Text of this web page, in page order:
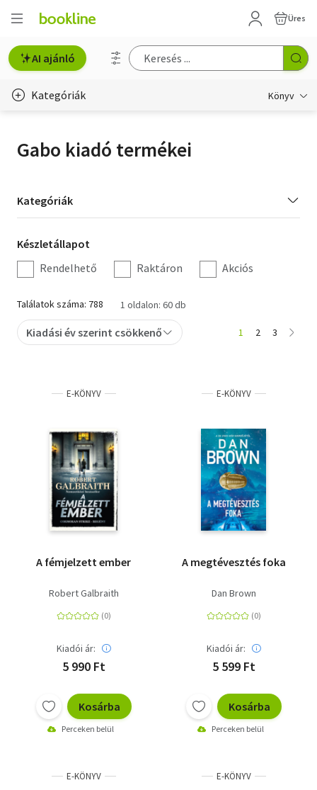
Üres
AI ajánló
Kategóriák Könyv
Erotika
Hobbi, szabadidő
Irodalom
Művészet
Szakkönyv
Szótár, nyelvkönyv
Természettudomány
Történelem
Gabo kiadó termékei
Kategória
szűrés
Kategóriák
Készletállapot
szűrés
Készletállapot
Rendelhető
Raktáron Akciós
Találatok száma: 788 1 oldalon: 60 db
Kiadási év szerint csökkenő 1 2 3
E-KÖNYV
A fémjelzett ember
Robert Galbraith
Kiadói ár:
5 990 Ft
Kosárba
Perceken belül
E-KÖNYV
A megtévesztés foka
Dan Brown
Kiadói ár:
5 599 Ft
Kosárba
Perceken belül
E-KÖNYV E-KÖNYV